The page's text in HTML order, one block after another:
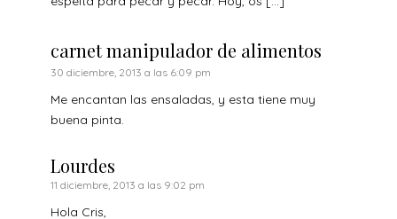
carnet manipulador de alimentos
30 diciembre, 2013 a las 6:09 pm
Me encantan las ensaladas, y esta tiene muy
buena pinta.
Lourdes
11 diciembre, 2013 a las 9:02 pm
Hola Cris,